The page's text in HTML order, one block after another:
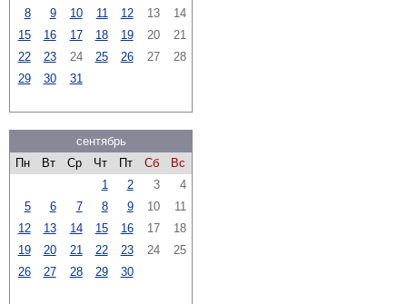
8
9 10 11 12 13
14
15
16 17 18 19 20
21
22
23 24 25 26 27
28
29
30 31
сентябрь
Пн
Вт Ср Чт Пт Сб
Вс
1
2 3
4
5
6 7 8 9 10
11
12
13 14 15 16 17
18
19
20 21 22 23 24
25
26
27 28 29 30